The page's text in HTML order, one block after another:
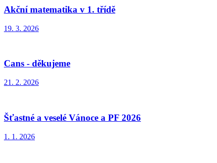
Akční matematika v 1. třídě
19. 3. 2026
Cans - děkujeme
21. 2. 2026
Šťastné a veselé Vánoce a PF 2026
1. 1. 2026